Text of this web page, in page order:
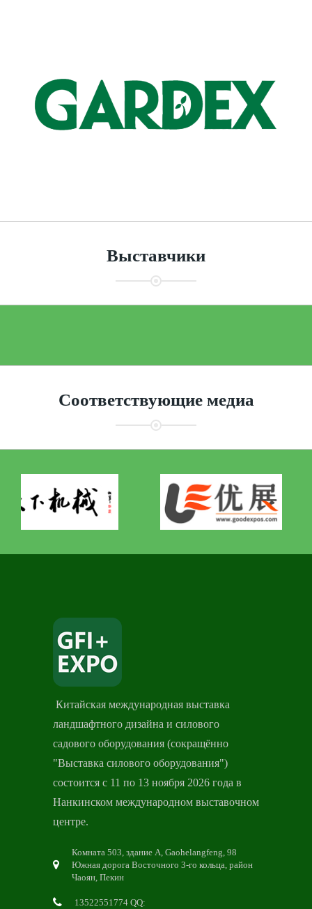
Выставчики
Соответствующие медиа
Китайская международная выставка
ландшафтного дизайна и силового
садового оборудования (сокращённо
"Выставка силового оборудования")
состоится с 11 по 13 ноября 2026 года в
Нанкинском международном выставочном
центре.
Комната 503, здание A, Gaohelangfeng, 98
Южная дорога Восточного 3-го кольца, район
Чаоян, Пекин
13522551774 QQ: